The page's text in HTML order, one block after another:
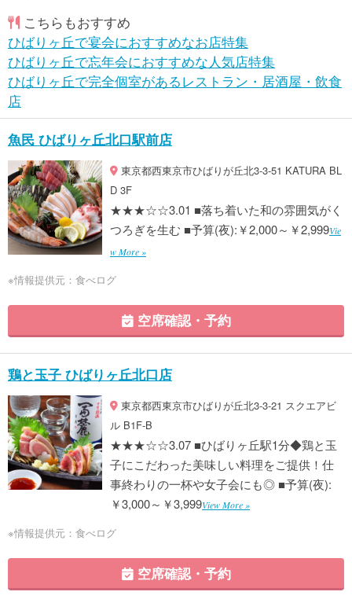
こちらもおすすめ
ひばりヶ丘で宴会におすすめなお店特集
ひばりヶ丘で忘年会におすすめな人気店特集
ひばりヶ丘で完全個室があるレストラン・居酒屋・飲食
店
魚民 ひばりヶ丘北口駅前店
東京都西東京市ひばりが丘北3-3-51 KATURA BL
D 3F
★★★☆☆3.01 ■落ち着いた和の雰囲気がく
つろぎを生む ■予算(夜):￥2,000～￥2,999Vie
w More »
※情報提供元：食べログ
空席確認・予約
鶏と玉子 ひばりヶ丘北口店
東京都西東京市ひばりが丘北3-3-21 スクエアビ
ル B1F-B
★★★☆☆3.07 ■ひばりヶ丘駅1分◆鶏と玉
子にこだわった美味しい料理をご提供！仕
事終わりの一杯や女子会にも◎ ■予算(夜):
￥3,000～￥3,999View More »
※情報提供元：食べログ
空席確認・予約